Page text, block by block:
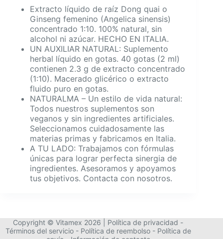
Extracto líquido de raíz Dong quai o
Ginseng femenino (Angelica sinensis)
concentrado 1:10. 100% natural, sin
alcohol ni azúcar. HECHO EN ITALIA.
UN AUXILIAR NATURAL: Suplemento
herbal líquido en gotas. 40 gotas (2 ml)
contienen 2.3 g de extracto concentrado
(1:10). Macerado glicérico o extracto
fluido puro en gotas.
NATURALMA – Un estilo de vida natural:
Todos nuestros suplementos son
veganos y sin ingredientes artificiales.
Seleccionamos cuidadosamente las
materias primas y fabricamos en Italia.
A TU LADO: Trabajamos con fórmulas
únicas para lograr perfecta sinergia de
ingredientes. Asesoramos y apoyamos
tus objetivos. Contacta con nosotros.
Copyright © Vitamex 2026 | Política de privacidad -
Términos del servicio- Política de reembolso- Política de